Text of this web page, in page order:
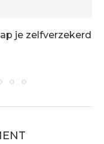
je zelfverzekerd